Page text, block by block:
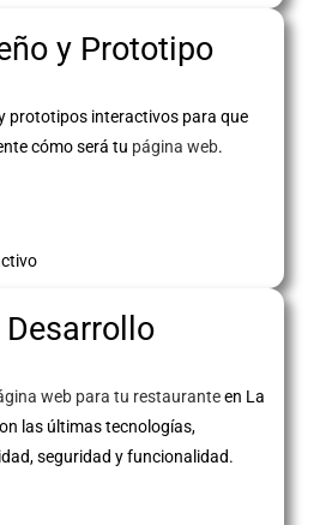
y Prototipo
prototipos interactivos para que
cómo será tu página web.
Desarrollo
web para tu restauranteen La
las últimas tecnologías,
seguridad y funcionalidad.